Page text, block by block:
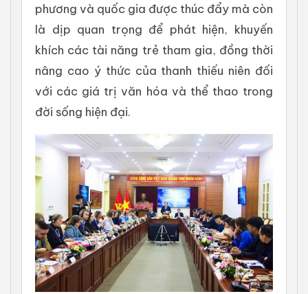
phương và quốc gia được thúc đẩy mà còn
là dịp quan trọng để phát hiện, khuyến
khích các tài năng trẻ tham gia, đồng thời
nâng cao ý thức của thanh thiếu niên đối
với các giá trị văn hóa và thể thao trong
đời sống hiện đại.